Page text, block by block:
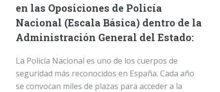
en las Oposiciones de Policía
Nacional (Escala Básica) dentro de la
Administración General del Estado:
La Policía Nacional es uno de los cuerpos de
seguridad más reconocidos en España. Cada año
se convocan miles de plazas para acceder a la